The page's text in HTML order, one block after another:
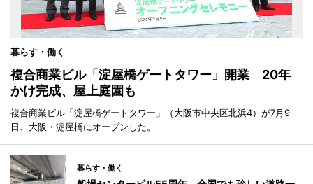
暮らす・働く
複合商業ビル「淀屋橋ゲートタワー」開業 20年
かけ完成、屋上庭園も
複合商業ビル「淀屋橋ゲートタワー」（大阪市中央区北浜4）が7月9
日、大阪・淀屋橋にオープンした。
暮らす・働く